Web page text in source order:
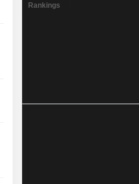
Rankings